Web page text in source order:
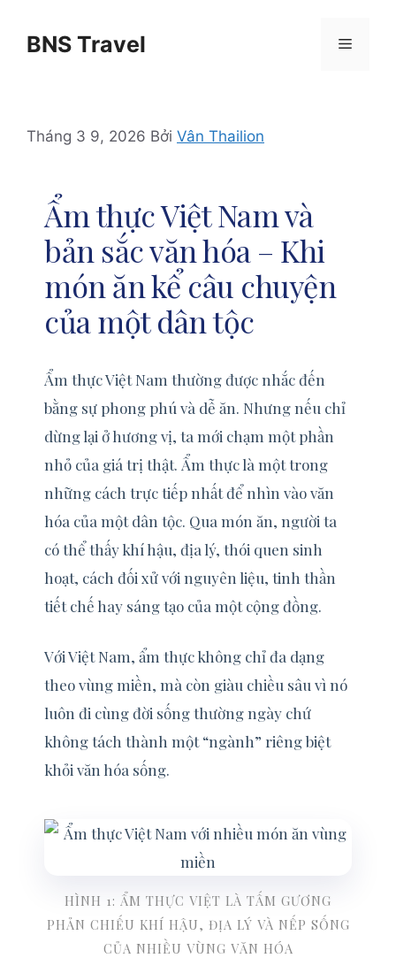
BNS Travel Menu
Tháng 3 9, 2026 Bởi Vân Thailion
Ẩm thực Việt Nam và
bản sắc văn hóa – Khi
món ăn kể câu chuyện
của một dân tộc
Ẩm thực Việt Nam thường được nhắc đến
bằng sự phong phú và dễ ăn. Nhưng nếu chỉ
dừng lại ở hương vị, ta mới chạm một phần
nhỏ của giá trị thật. Ẩm thực là một trong
những cách trực tiếp nhất để nhìn vào văn
hóa của một dân tộc. Qua món ăn, người ta
có thể thấy khí hậu, địa lý, thói quen sinh
hoạt, cách đối xử với nguyên liệu, tinh thần
tiết chế hay sáng tạo của một cộng đồng.
Với Việt Nam, ẩm thực không chỉ đa dạng
theo vùng miền, mà còn giàu chiều sâu vì nó
luôn đi cùng đời sống thường ngày chứ
không tách thành một “ngành” riêng biệt
khỏi văn hóa sống.
HÌNH 1: ẨM THỰC VIỆT LÀ TẤM GƯƠNG
PHẢN CHIẾU KHÍ HẬU, ĐỊA LÝ VÀ NẾP SỐNG
CỦA NHIỀU VÙNG VĂN HÓA